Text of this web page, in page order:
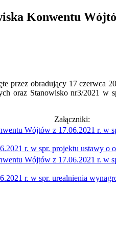
Konwentu
przez obradujący 17
oraz Stanowisko nr3/2021 w
Załączniki:
r. w spr. projektu ustawy o
r. w spr. urealnienia